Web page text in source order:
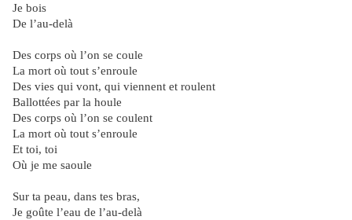
Je bois
De l’au-delà
Des corps où l’on se coule
La mort où tout s’enroule
Des vies qui vont, qui viennent et roulent
Ballottées par la houle
Des corps où l’on se coulent
La mort où tout s’enroule
Et toi, toi
Où je me saoule
Sur ta peau, dans tes bras,
Je goûte l’eau de l’au-delà